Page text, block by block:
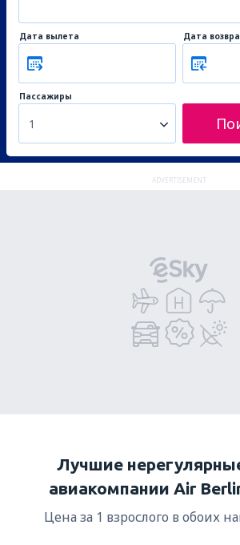
Дата вылета Дата
Пассажиры
1
ADVERTISEMENT
Лучшие
авиакомпании Air
Цена за 1 взрослого в обоих